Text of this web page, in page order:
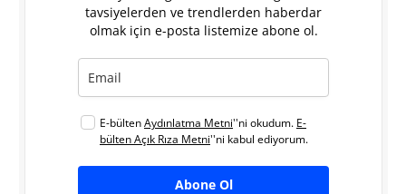
tavsiyelerden ve trendlerden haberdar
olmak için e-posta listemize abone ol.
E-bültenAydınlatma Metni''ni okudum. E-
bülten Açık Rıza Metni''ni kabul ediyorum.
Abone Ol